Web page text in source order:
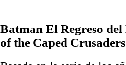
Batman El Regreso
of the Caped